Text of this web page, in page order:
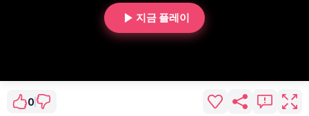
지금 플레이
0